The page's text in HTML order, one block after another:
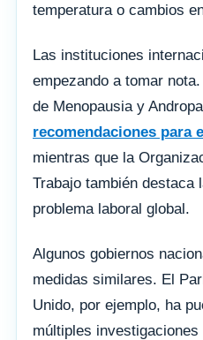
temperatura o cambios
Las instituciones
empezando a tomar
de Menopausia y
recomendaciones para
mientras que la
Trabajo también destaca
problema laboral global.
Algunos gobiernos
medidas similares. El
Unido, por ejemplo, ha
múltiples